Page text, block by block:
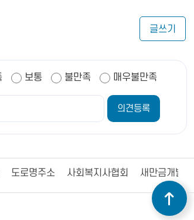
글쓰기
보통 불만족 매우불만족
도로명주소 사회복지사협회 새만금개발청